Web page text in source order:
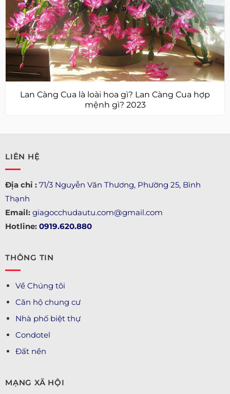
Lan Càng Cua là loài hoa gì? Lan Càng Cua hợp
mệnh gì? 2023
LIÊN HỆ
Địa chỉ : 71/3 Nguyễn Văn Thương, Phường 25, Bình
Thạnh
Email: giagocchudautu.com@gmail.com
Hotline: 0919.620.880
THÔNG TIN
Về Chúng tôi
Căn hộ chung cư
Nhà phố biệt thự
Condotel
Đất nền
MẠNG XÃ HỘI